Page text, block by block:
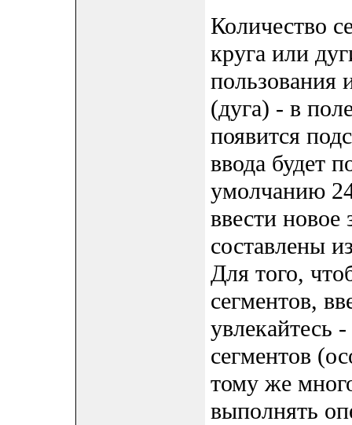
Количество
круга или
пользования
(дуга) - в
появится
ввода будет
умолчанию
ввести новое
составлены
Для того,
сегментов,
увлекайтесь
сегментов
тому же
выполнять